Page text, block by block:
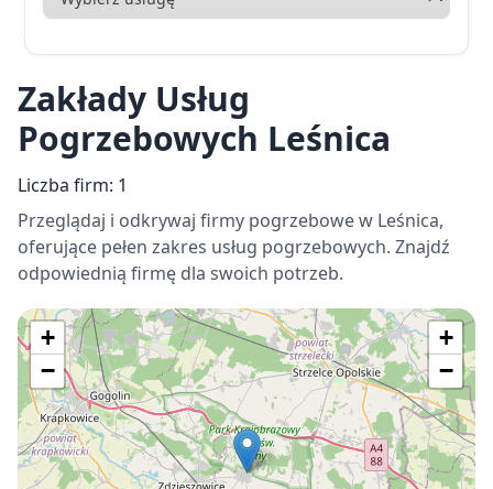
Zakłady Usług
Pogrzebowych Leśnica
Liczba firm: 1
Przeglądaj i odkrywaj firmy pogrzebowe w Leśnica,
oferujące pełen zakres usług pogrzebowych. Znajdź
odpowiednią firmę dla swoich potrzeb.
+
−
+
−